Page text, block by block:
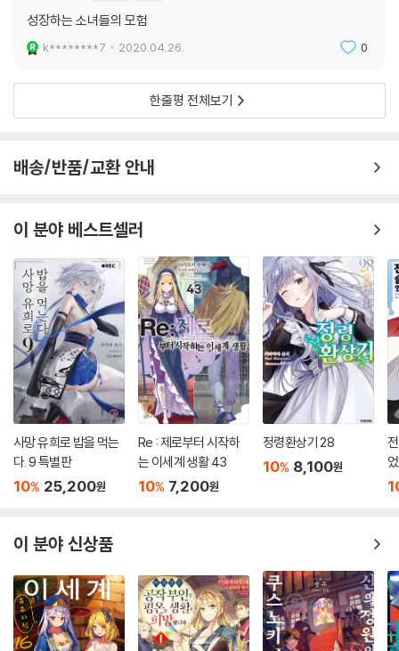
성장하는 소녀들의 모험
k********7 2020.04.26. 0
한줄평 전체보기
배송/반품/교환 안내
이 분야 베스트셀러
사망 유희로 밥을 먹는
다. 9 특별판
10% 25,200원
Re : 제로부터 시작하
는 이세계 생활 43
10% 7,200원
정령환상기 28
10% 8,100원
이 분야 신상품